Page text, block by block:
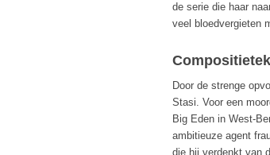
de serie die haar
veel bloedvergieten
Door de strenge
Stasi. Voor een
Big Eden in West-
ambitieuze agent
die hij verdenkt van